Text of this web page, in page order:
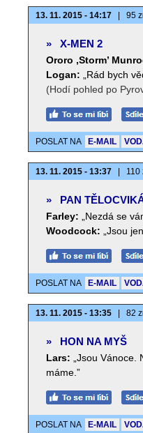
13. 11. 2015 - 14:17 95
» X-MEN 2
Ororo ‚Storm’
Logan:
„Rád bych
(Hodí pohled po
POSLAT NA E-MAIL
13. 11. 2015 - 13:37 110
» PAN
Farley:
„Nezdá se
Woodcock:
„Jsou
POSLAT NA E-MAIL
13. 11. 2015 - 13:35 82
» HON NA MYŠ
Lars:
„Jsou
máme.”
POSLAT NA E-MAIL